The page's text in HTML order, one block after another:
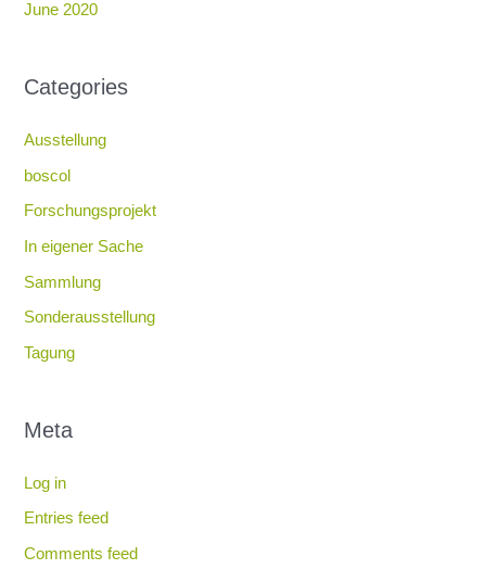
June 2020
Categories
Ausstellung
boscol
Forschungsprojekt
In eigener Sache
Sammlung
Sonderausstellung
Tagung
Meta
Log in
Entries feed
Comments feed